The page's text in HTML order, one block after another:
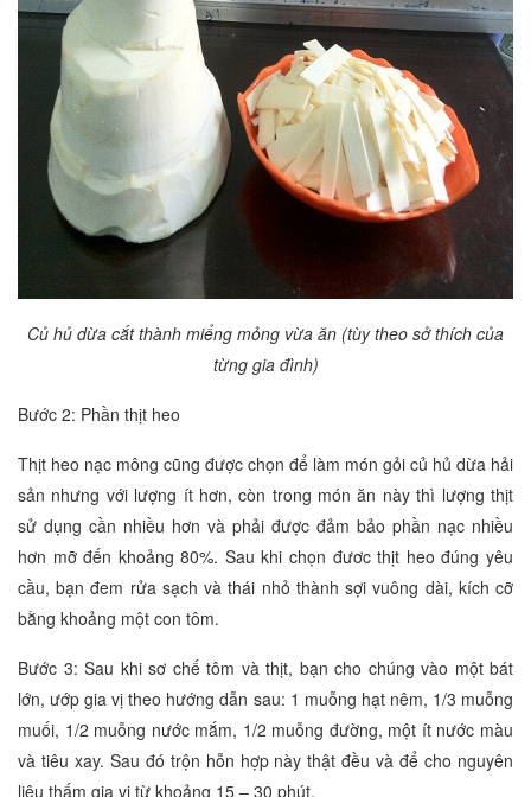
Củ hủ dừa cắt thành miểng mỏng vừa ăn (tùy theo sở thích của
từng gia đình)
Bước 2: Phần thịt heo
Thịt heo nạc mông cũng được chọn để làm món gỏi củ hủ dừa hải
sản nhưng với lượng ít hơn, còn trong món ăn này thì lượng thịt
sử dụng cần nhiều hơn và phải được đảm bảo phần nạc nhiều
hơn mỡ đến khoảng 80%. Sau khi chọn đươc thịt heo đúng yêu
cầu, bạn đem rửa sạch và thái nhỏ thành sợi vuông dài, kích cỡ
bằng khoảng một con tôm.
Bước 3: Sau khi sơ chế tôm và thịt, bạn cho chúng vào một bát
lớn, ướp gia vị theo hướng dẫn sau: 1 muỗng hạt nêm, 1/3 muỗng
muối, 1/2 muỗng nước mắm, 1/2 muỗng đường, một ít nước màu
và tiêu xay. Sau đó trộn hỗn hợp này thật đều và để cho nguyên
liệu thấm gia vị từ khoảng 15 – 30 phút.